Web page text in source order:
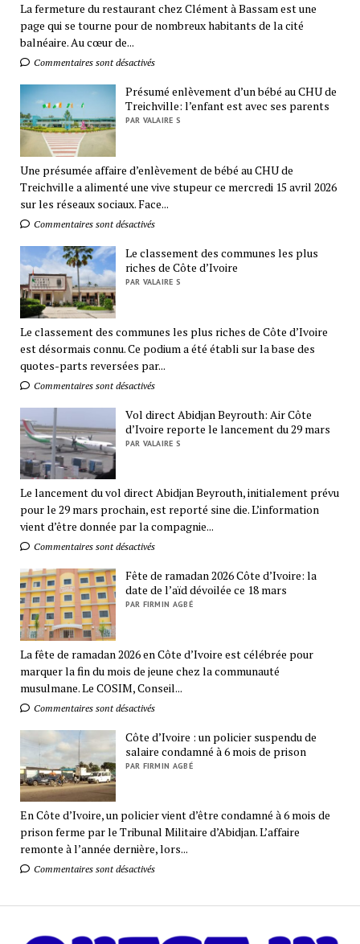
La fermeture du restaurant chez Clément à Bassam est une
page qui se tourne pour de nombreux habitants de la cité
balnéaire. Au cœur de...
Commentaires sont désactivés
Présumé enlèvement d’un bébé au CHU de
Treichville: l’enfant est avec ses parents
PAR VALAIRE S
Une présumée affaire d’enlèvement de bébé au CHU de
Treichville a alimenté une vive stupeur ce mercredi 15 avril 2026
sur les réseaux sociaux. Face...
Commentaires sont désactivés
Le classement des communes les plus
riches de Côte d’Ivoire
PAR VALAIRE S
Le classement des communes les plus riches de Côte d’Ivoire
est désormais connu. Ce podium a été établi sur la base des
quotes-parts reversées par...
Commentaires sont désactivés
Vol direct Abidjan Beyrouth: Air Côte
d’Ivoire reporte le lancement du 29 mars
PAR VALAIRE S
Le lancement du vol direct Abidjan Beyrouth, initialement prévu
pour le 29 mars prochain, est reporté sine die. L’information
vient d’être donnée par la compagnie...
Commentaires sont désactivés
Fête de ramadan 2026 Côte d’Ivoire: la
date de l’aïd dévoilée ce 18 mars
PAR FIRMIN AGBÉ
La fête de ramadan 2026 en Côte d’Ivoire est célébrée pour
marquer la fin du mois de jeune chez la communauté
musulmane. Le COSIM, Conseil...
Commentaires sont désactivés
Côte d’Ivoire : un policier suspendu de
salaire condamné à 6 mois de prison
PAR FIRMIN AGBÉ
En Côte d’Ivoire, un policier vient d’être condamné à 6 mois de
prison ferme par le Tribunal Militaire d’Abidjan. L’affaire
remonte à l’année dernière, lors...
Commentaires sont désactivés